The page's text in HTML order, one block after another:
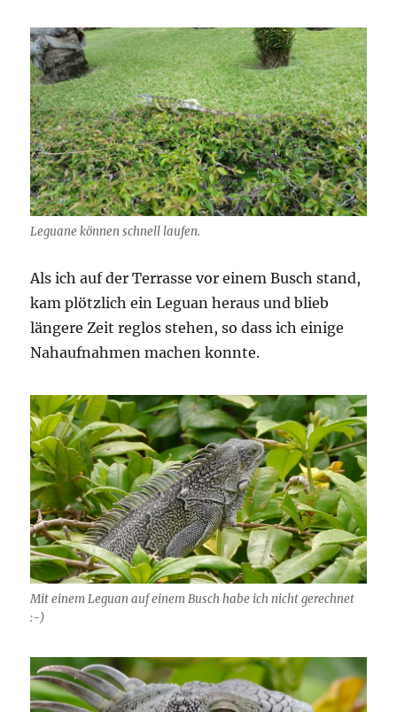
Leguane können schnell laufen.
Als ich auf der Terrasse vor einem Busch stand,
kam plötzlich ein Leguan heraus und blieb
längere Zeit reglos stehen, so dass ich einige
Nahaufnahmen machen konnte.
Mit einem Leguan auf einem Busch habe ich nicht gerechnet
:-)